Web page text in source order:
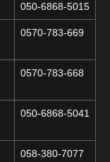
050-6868-5015
0570-783-669
0570-783-668
050-6868-5041
058-380-7077